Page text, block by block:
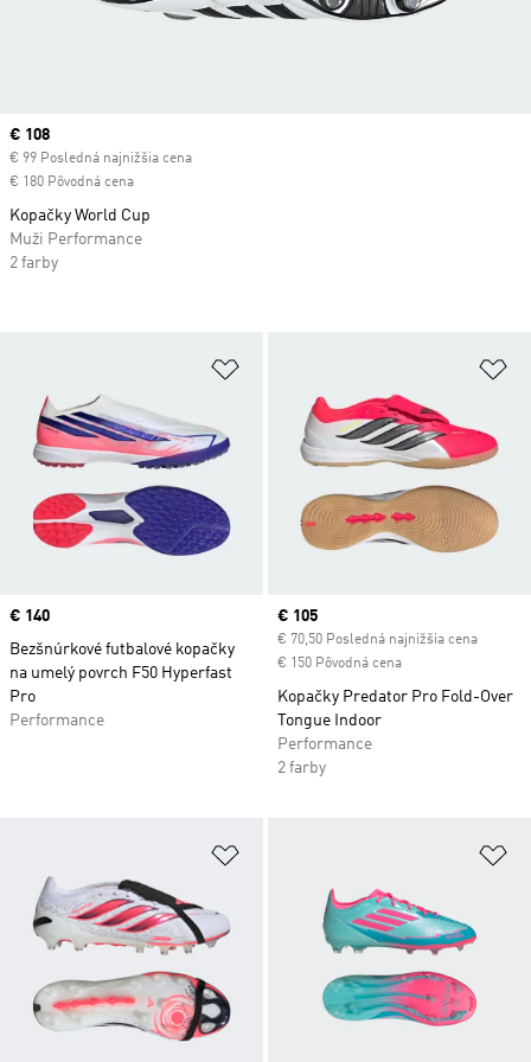
Pridať do zoznamu želaných
Price
€ 140
Bezšnúrkové futbalové kopačky
na umelý povrch F50 Hyperfast
Pro
Performance
Current price
€ 105
€ 70,50 Posledná najnižšia cena
€ 150 Pôvodná cena
Kopačky Predator Pro Fold-Over
Tongue Indoor
Performance
2 farby
Pridať do zoznamu želaných
Current price
€ 108
€ 99 Posledná najnižšia cena
€ 180 Pôvodná cena
Kopačky World Cup
Muži Performance
2 farby